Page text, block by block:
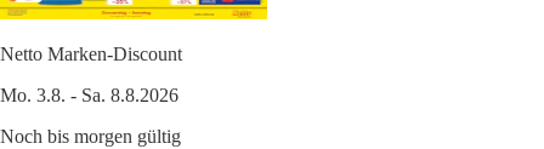
Netto Marken-Discount
Mo. 3.8. - Sa. 8.8.2026
Noch bis morgen gültig